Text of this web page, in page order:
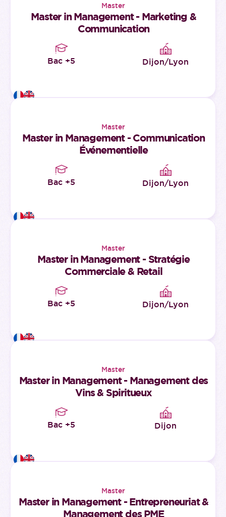
Master
Master in Management - Marketing &
Communication
Bac +5 Dijon/Lyon
Master
Master in Management - Communication
Événementielle
Bac +5 Dijon/Lyon
Master
Master in Management - Stratégie
Commerciale & Retail
Bac +5 Dijon/Lyon
Master
Master in Management - Management des
Vins & Spiritueux
Bac +5 Dijon
Master
Master in Management - Entrepreneuriat &
Management des PME